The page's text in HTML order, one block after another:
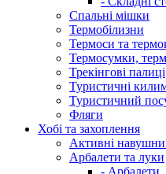
Спальні мішки
Термобілизни
Термоси та
Термосумки,
Трекінгові палиці
Туристичні
Туристичний
Фляги
Хобі та захоплення
Активні
Арбалети та луки
- Арбалети